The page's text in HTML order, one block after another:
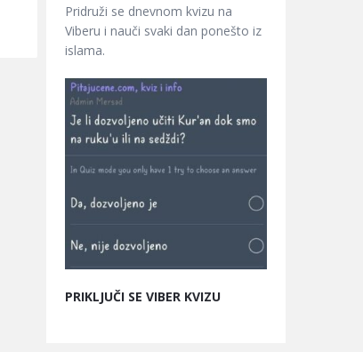
Pridruži se dnevnom kvizu na
Viberu i nauči svaki dan ponešto iz
islama.
PRIKLJUČI SE VIBER KVIZU